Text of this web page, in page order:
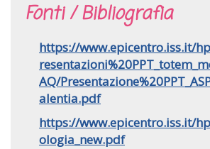
Fonti / Bibliografia
https://www.epicentro.iss.it/
AQ/
alentia.pdf
https://www.epicentro.iss.it/
ologia_new.pdf